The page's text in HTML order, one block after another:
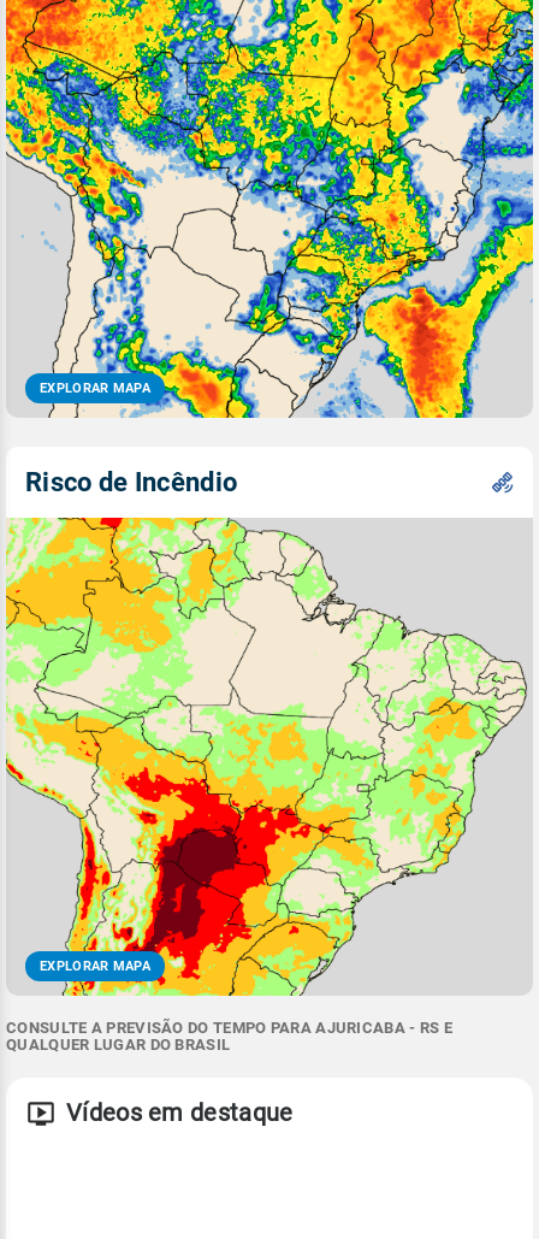
EXPLORAR MAPA
Risco de Incêndio
EXPLORAR MAPA
CONSULTE A PREVISÃO DO TEMPO PARA AJURICABA - RS E
QUALQUER LUGAR DO BRASIL
Vídeos em destaque